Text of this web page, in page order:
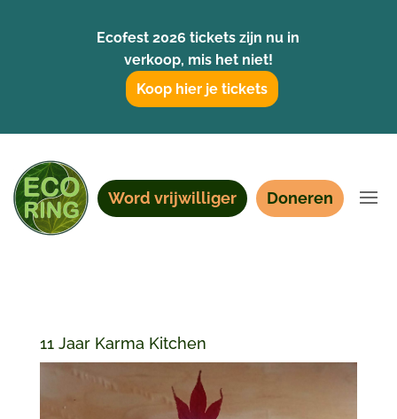
Ecofest 2026 tickets zijn nu in
verkoop, mis het niet!
Koop hier je tickets
Word vrijwilliger Doneren
11 Jaar Karma Kitchen